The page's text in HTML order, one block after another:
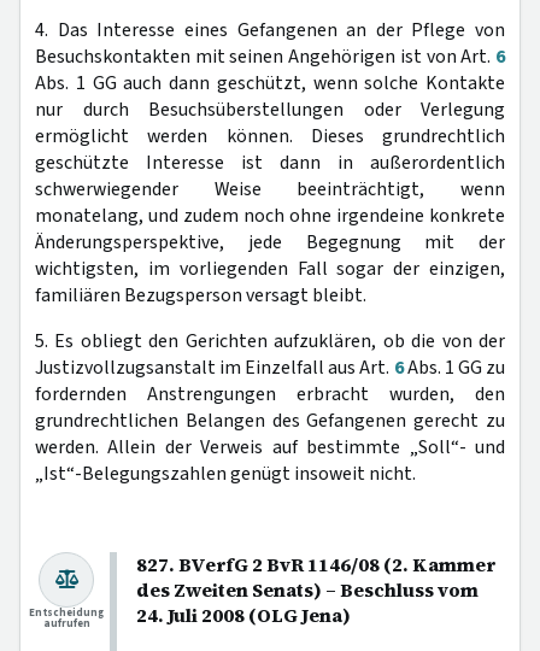
4. Das Interesse eines Gefangenen an der Pflege von
Besuchskontakten mit seinen Angehörigen ist von Art. 6
Abs. 1 GG auch dann geschützt, wenn solche Kontakte
nur durch Besuchsüberstellungen oder Verlegung
ermöglicht werden können. Dieses grundrechtlich
geschützte Interesse ist dann in außerordentlich
schwerwiegender Weise beeinträchtigt, wenn
monatelang, und zudem noch ohne irgendeine konkrete
Änderungsperspektive, jede Begegnung mit der
wichtigsten, im vorliegenden Fall sogar der einzigen,
familiären Bezugsperson versagt bleibt.
5. Es obliegt den Gerichten aufzuklären, ob die von der
Justizvollzugsanstalt im Einzelfall aus Art. 6Abs. 1 GG zu
fordernden Anstrengungen erbracht wurden, den
grundrechtlichen Belangen des Gefangenen gerecht zu
werden. Allein der Verweis auf bestimmte „Soll“- und
„Ist“-Belegungszahlen genügt insoweit nicht.
827. BVerfG 2 BvR 1146/08 (2. Kammer
des Zweiten Senats) – Beschluss vom
24. Juli 2008 (OLG Jena)
Entscheidung
aufrufen